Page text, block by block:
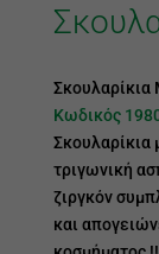
Κωδικός
Σκουλαρίκια
τριγωνική
ζιργκόν
και